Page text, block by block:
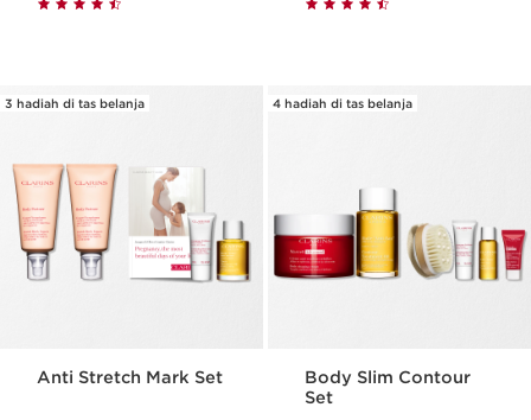
3 hadiah di tas belanja
Anti Stretch Mark Set
4 hadiah di tas belanja
Body Slim Contour
Set